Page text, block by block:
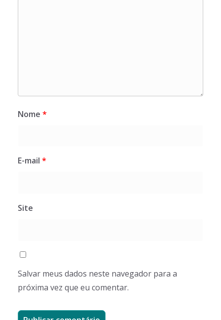
Nome *
E-mail *
Site
Salvar meus dados neste navegador para a
próxima vez que eu comentar.